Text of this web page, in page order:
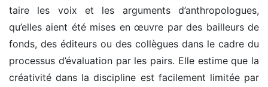
taire les voix et les arguments d’anthropologues,
qu’elles aient été mises en œuvre par des bailleurs de
fonds, des éditeurs ou des collègues dans le cadre du
processus d’évaluation par les pairs. Elle estime que la
créativité dans la discipline est facilement limitée par